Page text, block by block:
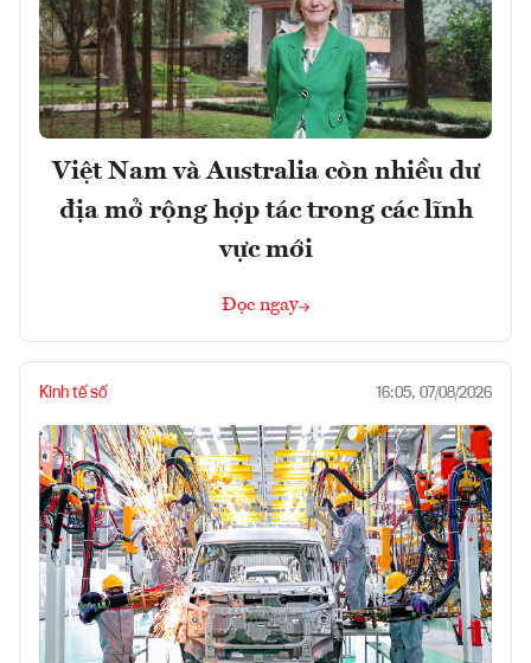
Việt Nam và Australia còn nhiều dư
địa mở rộng hợp tác trong các lĩnh
vực mới
Đọc ngay
Kinh tế số 16:05, 07/08/2026